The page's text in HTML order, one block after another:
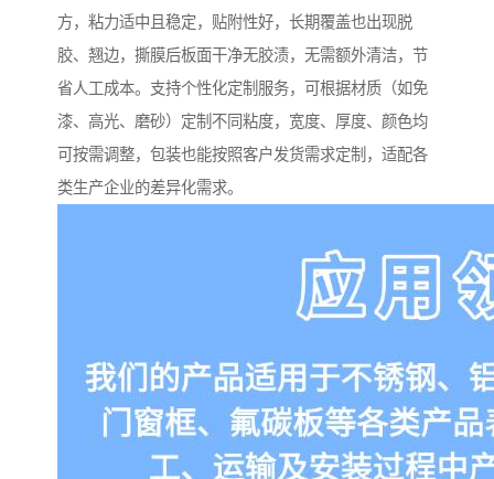
方，粘力适中且稳定，贴附性好，长期覆盖也出现脱
胶、翘边，撕膜后板面干净无胶渍，无需额外清洁，节
省人工成本。支持个性化定制服务，可根据材质（如免
漆、高光、磨砂）定制不同粘度，宽度、厚度、颜色均
可按需调整，包装也能按照客户发货需求定制，适配各
类生产企业的差异化需求。